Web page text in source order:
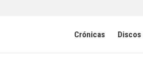
Crónicas Discos